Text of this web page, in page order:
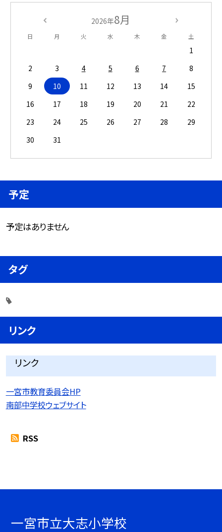
2026年8月
日 月 火 水 木 金 土
1
2
3 4 5 6 7
8
9
10 11 12 13 14
15
16
17 18 19 20 21
22
23
24 25 26 27 28
29
30
31
予定
予定はありません
タグ
リンク
リンク
一宮市教育委員会HP
南部中学校ウェブサイト
RSS
一宮市立大志小学校